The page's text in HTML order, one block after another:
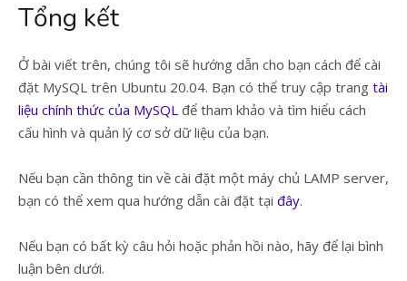
Tổng kết
Ở bài viết trên, chúng tôi sẽ hướng dẫn cho bạn cách để cài
đặt MySQL trên Ubuntu 20.04. Bạn có thể truy cập trang tài
liệu chính thức của MySQL để tham khảo và tìm hiểu cách
cấu hình và quản lý cơ sở dữ liệu của bạn.
Nếu bạn cần thông tin về cài đặt một máy chủ LAMP server,
bạn có thể xem qua hướng dẫn cài đặt tại đây.
Nếu bạn có bất kỳ câu hỏi hoặc phản hồi nào, hãy để lại bình
luận bên dưới.